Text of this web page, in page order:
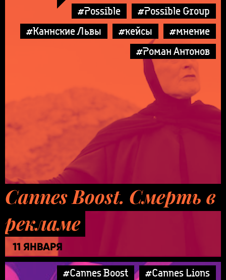
#Possible
#Possible Group
#Каннские Львы
#кейсы
#мнение
#Роман Антонов
Cannes Boost. Смерть в
рекламе
11 ЯНВАРЯ
#Cannes Boost
#Cannes Lions